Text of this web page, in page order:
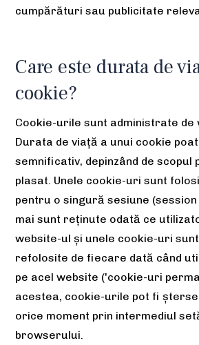
cumpărături sau publicitate
Care este durata de
cookie?
Cookie-urile sunt administrate de
Durata de viață a unui cookie
semnificativ, depinzând de
plasat. Unele cookie-uri sunt
pentru o singură sesiune
mai sunt reținute odată ce
website-ul și unele cookie-uri
refolosite de fiecare dată când
pe acel website ('cookie-uri
acestea, cookie-urile pot fi
orice moment prin intermediul
browserului.